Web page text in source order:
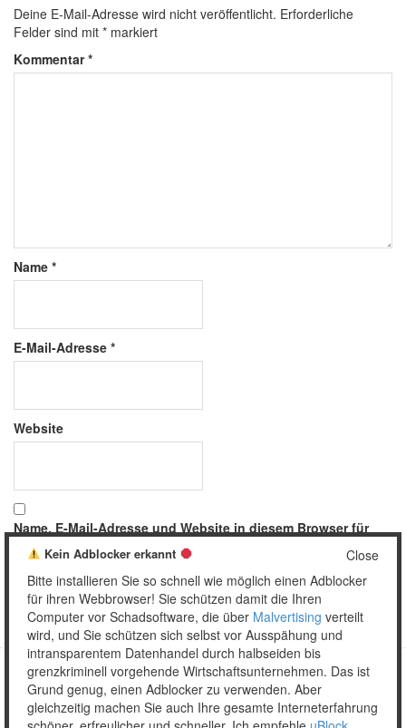
Deine E-Mail-Adresse wird nicht veröffentlicht. Erforderliche
Felder sind mit * markiert
Kommentar*
Name *
E-Mail-Adresse *
Website
Name, E-Mail-Adresse und Website in diesem Browser für
meinen nächsten Kommentar speichern.
Copyright © 2026 Unser täglich Spam.
MobileWordPress Theme by themehall.com
Close
Kein Adblocker erkannt
Bitte installieren Sie so schnell wie möglich einen Adblocker
für ihren Webbrowser! Sie schützen damit die Ihren
Computer vor Schadsoftware, die über Malvertising verteilt
wird, und Sie schützen sich selbst vor Ausspähung und
intransparentem Datenhandel durch halbseiden bis
grenzkriminell vorgehende Wirtschaftsunternehmen. Das ist
Grund genug, einen Adblocker zu verwenden. Aber
gleichzeitig machen Sie auch Ihre gesamte Interneterfahrung